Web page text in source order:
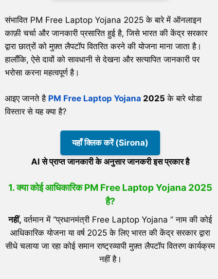
संभावित PM Free Laptop Yojana 2025 के बारे में ऑनलाइन
काफ़ी चर्चा और जानकारी प्रसारित हुई है, जिसे भारत की केंद्र सरकार
द्वारा छात्रों को मुफ़्त लैपटॉप वितरित करने की योजना माना जाता है।
हालाँकि, ऐसे दावों को सावधानी से देखना और सत्यापित जानकारी पर
भरोसा करना महत्वपूर्ण है।
आइए जानते है PM Free Laptop Yojana 2025 के बारे थोडा
विस्तार से यह क्या है?
यहाँ क्लिक करें (Sirona)
AI से प्राप्त जानकारी के अनुसार जानकरी इस प्रकार है
1. क्या कोई आधिकारिक PM Free Laptop Yojana 2025
है?
नहीं, वर्तमान में “प्रधानमंत्री Free Laptop Yojana ” नाम की कोई
आधिकारिक योजना या वर्ष 2025 के लिए भारत की केंद्र सरकार द्वारा
सीधे चलाया जा रहा कोई समान राष्ट्रव्यापी मुफ़्त लैपटॉप वितरण कार्यक्रम
नहीं है।